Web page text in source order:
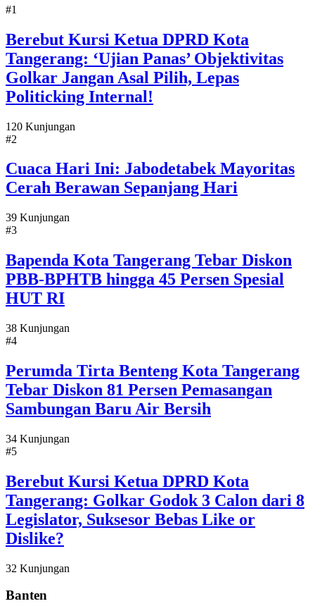
#1
Berebut Kursi Ketua DPRD Kota
Tangerang: ‘Ujian Panas’ Objektivitas
Golkar Jangan Asal Pilih, Lepas
Politicking Internal!
120 Kunjungan
#2
Cuaca Hari Ini: Jabodetabek Mayoritas
Cerah Berawan Sepanjang Hari
39 Kunjungan
#3
Bapenda Kota Tangerang Tebar Diskon
PBB-BPHTB hingga 45 Persen Spesial
HUT RI
38 Kunjungan
#4
Perumda Tirta Benteng Kota Tangerang
Tebar Diskon 81 Persen Pemasangan
Sambungan Baru Air Bersih
34 Kunjungan
#5
Berebut Kursi Ketua DPRD Kota
Tangerang: Golkar Godok 3 Calon dari 8
Legislator, Suksesor Bebas Like or
Dislike?
32 Kunjungan
Banten